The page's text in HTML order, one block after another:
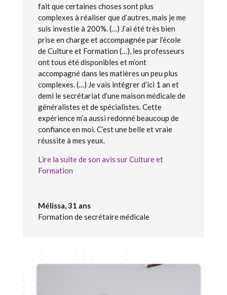
fait que certaines choses sont plus
complexes à réaliser que d’autres, mais je me
suis investie à 200%. (…) J’ai été très bien
prise en charge et accompagnée par l’école
de Culture et Formation (…), les professeurs
ont tous été disponibles et m’ont
accompagné dans les matières un peu plus
complexes. (…) Je vais intégrer d’ici 1 an et
demi le secrétariat d’une maison médicale de
généralistes et de spécialistes. Cette
expérience m’a aussi redonné beaucoup de
confiance en moi. C’est une belle et vraie
réussite à mes yeux.
Lire la suite de son avis sur Culture et
Formation
Mélissa, 31 ans
Formation de secrétaire médicale